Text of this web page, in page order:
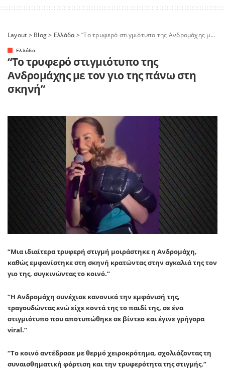
Layout > Blog> Ελλάδα>“Το τρυφερό στιγμιότυπο της Ανδρομάχης με τον γιο της πάνω στη σκηνή”
Ελλάδα
“Το τρυφερό στιγμιότυπο της
Ανδρομάχης με τον γιο της πάνω στη
σκηνή”
“Μια ιδιαίτερα τρυφερή στιγμή μοιράστηκε η Ανδρομάχη,
καθώς εμφανίστηκε στη σκηνή κρατώντας στην αγκαλιά της τον
γιο της, συγκινώντας το κοινό.”
“Η Ανδρομάχη συνέχισε κανονικά την εμφάνισή της,
τραγουδώντας ενώ είχε κοντά της το παιδί της, σε ένα
στιγμιότυπο που αποτυπώθηκε σε βίντεο και έγινε γρήγορα
viral.”
“Το κοινό αντέδρασε με θερμό χειροκρότημα, σχολιάζοντας τη
συναισθηματική φόρτιση και την τρυφερότητα της στιγμής.”